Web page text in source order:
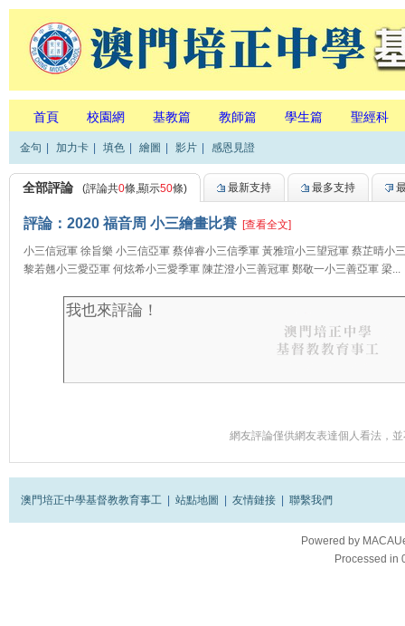
首頁 校園網 基教篇 教師篇 學生篇 聖經科
金句 加力卡 填色 繪圖 影片 感恩見證
全部評論 (評論共0條,顯示50條) 最新支持 最多支持
評論：2020 福音周 小三繪畫比賽 [查看全文]
小三信冠軍 徐旨樂 小三信亞軍 蔡倬睿小三信季軍 黃雅瑄小三望冠軍 蔡芷晴小
黎若翹小三愛亞軍 何炫希小三愛季軍 陳芷澄小三善冠軍 鄭敬一小三善亞軍 梁...
網友評論僅供網友表達個人看法，
澳門培正中學基督教教育事工 站點地圖 友情鏈接 聯繫我們
Powered by
Processed in